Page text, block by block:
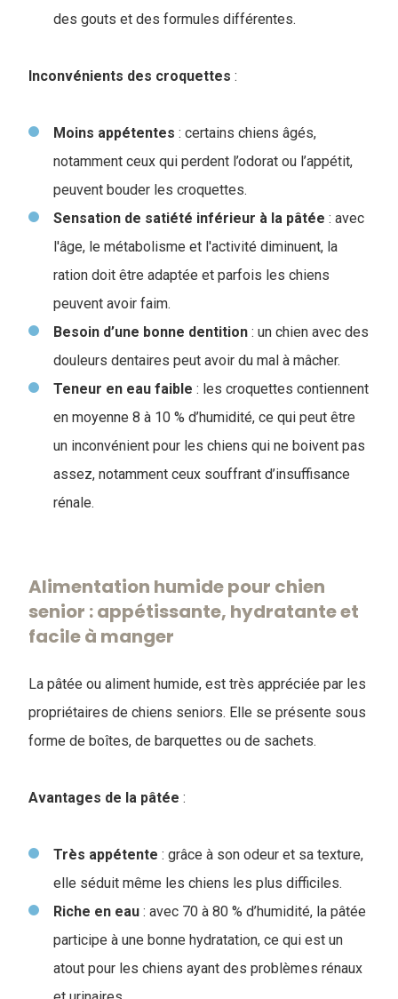
des gouts et des formules différentes.
Inconvénients des croquettes :
Moins appétentes : certains chiens âgés,
notamment ceux qui perdent l’odorat ou l’appétit,
peuvent bouder les croquettes.
Sensation de satiété inférieur à la pâtée : avec
l'âge, le métabolisme et l'activité diminuent, la
ration doit être adaptée et parfois les chiens
peuvent avoir faim.
Besoin d’une bonne dentition : un chien avec des
douleurs dentaires peut avoir du mal à mâcher.
Teneur en eau faible : les croquettes contiennent
en moyenne 8 à 10 % d’humidité, ce qui peut être
un inconvénient pour les chiens qui ne boivent pas
assez, notamment ceux souffrant d’insuffisance
rénale.
Alimentation humide pour chien
senior : appétissante, hydratante et
facile à manger
La pâtée ou aliment humide, est très appréciée par les
propriétaires de chiens seniors. Elle se présente sous
forme de boîtes, de barquettes ou de sachets.
Avantages de la pâtée :
Très appétente : grâce à son odeur et sa texture,
elle séduit même les chiens les plus difficiles.
Riche en eau : avec 70 à 80 % d’humidité, la pâtée
participe à une bonne hydratation, ce qui est un
atout pour les chiens ayant des problèmes rénaux